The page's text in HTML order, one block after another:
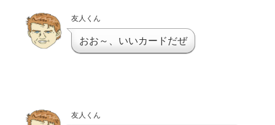
友人くん
おお～、いいカードだぜ
友人くん